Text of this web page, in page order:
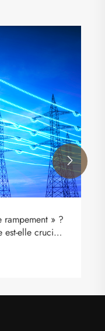
rampement » ?
elle cruciale
